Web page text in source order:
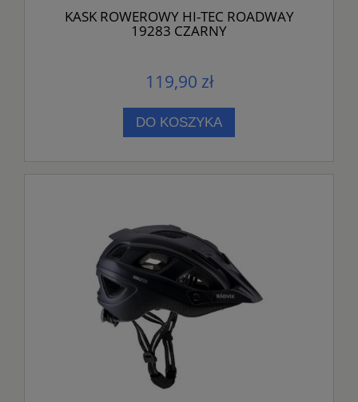
KASK ROWEROWY HI-TEC ROADWAY
19283 CZARNY
119,90 zł
DO KOSZYKA